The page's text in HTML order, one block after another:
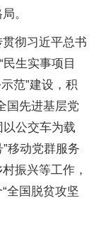
。
彻习近平总书
生实事项目
范”建设，积
国先进基层党
以公交车为载
移动党群服务
振兴等工作，
全国脱贫攻坚